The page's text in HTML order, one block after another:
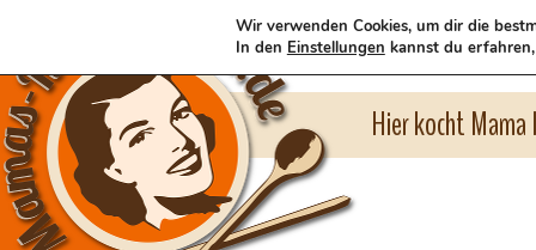
Hier kocht
Wir verwenden Cookies, um dir die
In den Einstellungen kannst du